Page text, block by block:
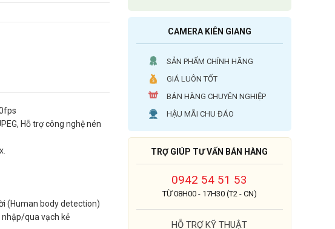
CAMERA KIÊN GIANG
SẢN PHẨM CHÍNH HÃNG
GIÁ LUÔN TỐT
BÁN HÀNG CHUYÊN NGHIỆP
HẬU MÃI CHU ĐÁO
TRỢ GIÚP TƯ VẤN BÁN HÀNG
0942 54 51 53
TỪ 08H00 - 17H30 (T2 - CN)
HỖ TRỢ KỸ THUẬT
Hỗ trợ công nghệ nén
(Human body detection)
qua vạch kẻ